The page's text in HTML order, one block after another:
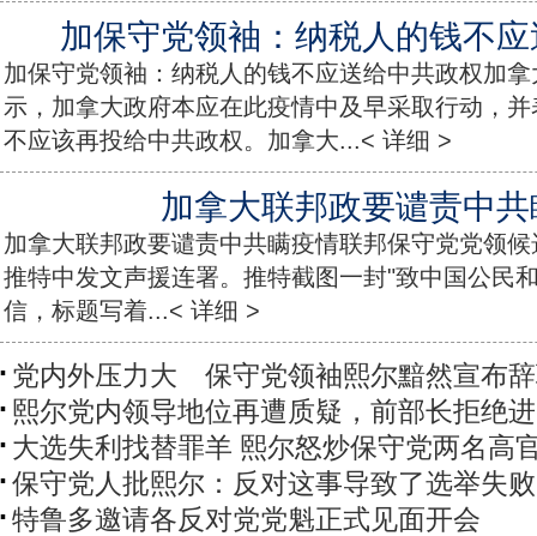
加保守党领袖：纳税人的钱不
加保守党领袖：纳税人的钱不应送给中共政权加
示，加拿大政府本应在此疫情中及早采取行动，
不应该再投给中共政权。加拿大...< 详细 >
加拿大联邦政要谴责中
加拿大联邦政要谴责中共瞒疫情联邦保守党党领
推特中发文声援连署。推特截图一封"致中国公民
信，标题写着...< 详细 >
党内外压力大 保守党领袖熙尔黯然宣布
熙尔党内领导地位再遭质疑，前部长拒绝
大选失利找替罪羊 熙尔怒炒保守党两名高
保守党人批熙尔：反对这事导致了选举失
特鲁多邀请各反对党党魁正式见面开会